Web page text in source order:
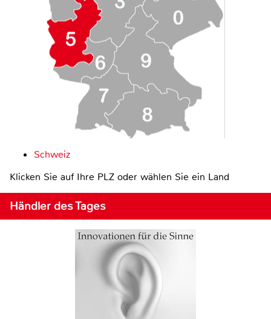
Schweiz
Klicken Sie auf Ihre PLZ oder wählen Sie ein Land
Händler des Tages